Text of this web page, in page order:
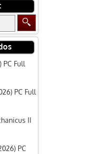
PC Full
PC Full
II
PC